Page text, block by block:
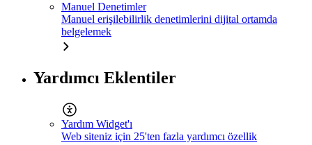
Manuel Denetimler
Manuel erişilebilirlik denetimlerini dijital ortamda
belgelemek
Yardımcı Eklentiler
Yardım Widget'ı
Web siteniz için 25'ten fazla yardımcı özellik